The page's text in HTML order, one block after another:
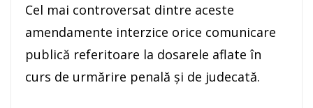
Cel mai controversat dintre aceste
amendamente interzice orice comunicare
publică referitoare la dosarele aflate în
curs de urmărire penală şi de judecată.